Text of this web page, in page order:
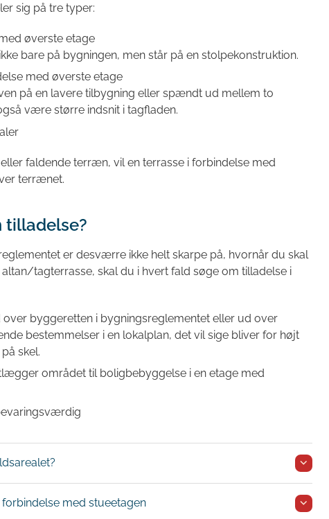
sig på tre typer:
øverste etage
bare på bygningen, men står på en stolpekonstruktion.
med øverste etage
på en lavere tilbygning eller spændt ud mellem to
være større indsnit i tagfladen.
faldende terræn, vil en terrasse i forbindelse med
terrænet.
tilladelse?
er desværre ikke helt skarpe på, hvornår du skal
tagterrasse, skal du i hvert fald søge om tilladelse i
byggeretten i bygningsreglementet eller ud over
bestemmelser i en lokalplan, det vil sige bliver for højt
skel.
området til boligbebyggelse i en etage med
med stueetagen